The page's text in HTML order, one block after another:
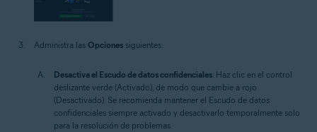
Administra las Opciones siguientes:
Desactiva el Escudo de datos confidenciales: Haz clic en el control
deslizante verde (Activado), de modo que cambie a rojo
(Desactivado). Se recomienda mantener el Escudo de datos
confidenciales siempre activado y desactivarlo temporalmente solo
para la resolución de problemas.